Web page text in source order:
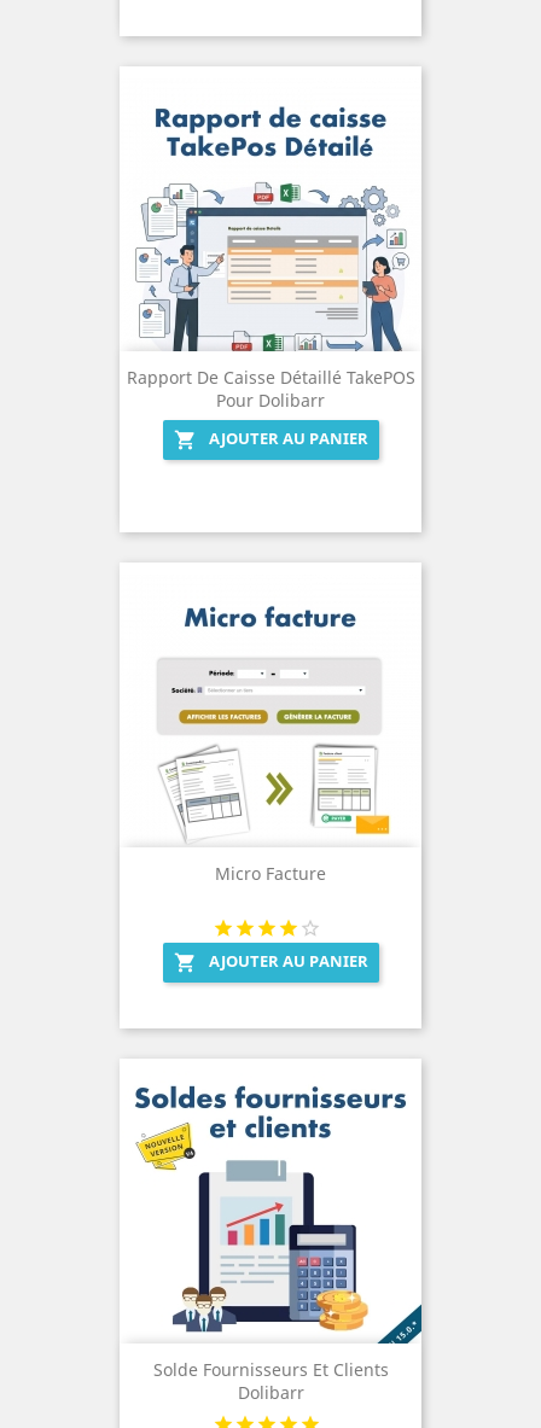
Rapport De Caisse Détaillé TakePOS
Pour Dolibarr

AJOUTER AU PANIER
Micro Facture
 AJOUTER AU PANIER
Solde Fournisseurs Et Clients
Dolibarr